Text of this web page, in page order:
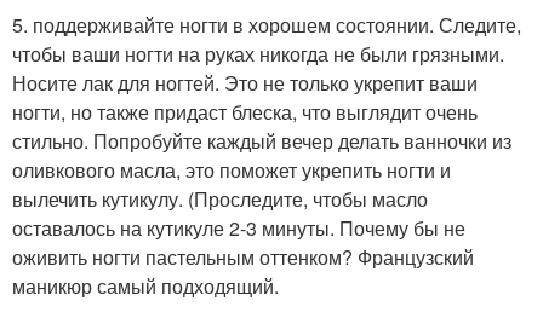
5. поддерживайте ногти в хорошем состоянии. Следите,
чтобы ваши ногти на руках никогда не были грязными.
Носите лак для ногтей. Это не только укрепит ваши
ногти, но также придаст блеска, что выглядит очень
стильно. Попробуйте каждый вечер делать ванночки из
оливкового масла, это поможет укрепить ногти и
вылечить кутикулу. (Проследите, чтобы масло
оставалось на кутикуле 2-3 минуты. Почему бы не
оживить ногти пастельным оттенком? Французский
маникюр самый подходящий.